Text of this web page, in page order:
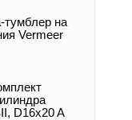
тумблер на
Vermeer
D16x20 A